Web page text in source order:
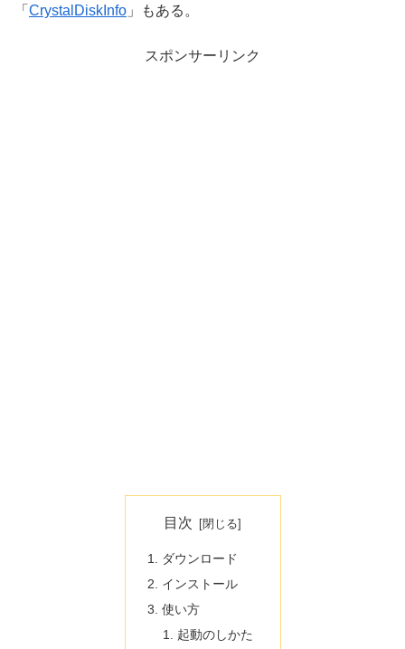
「 CrystalDiskInfo 」もある。
スポンサーリンク
目次
ダウンロード
インストール
使い方
起動のしかた